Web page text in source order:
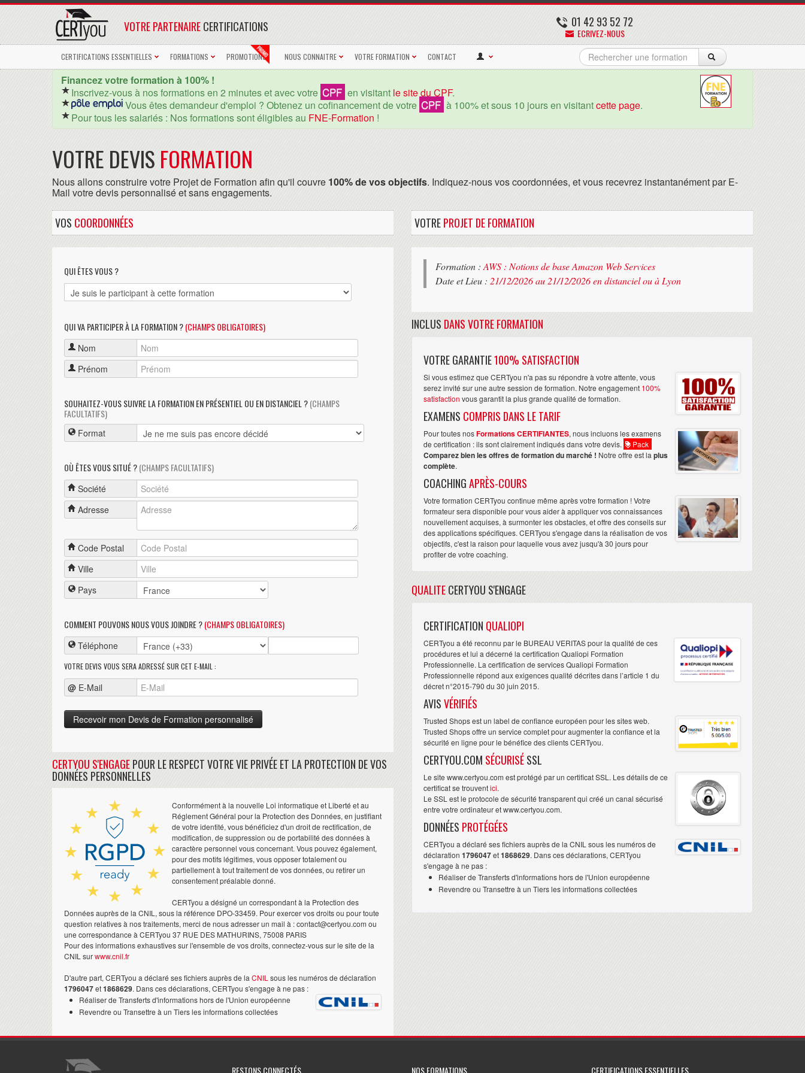
01 42 93 52 72
ECRIVEZ-NOUS
VOTRE PARTENAIRECERTIFICATIONS
CERTIFICATIONS ESSENTIELLES FORMATIONS PROMOTIONS NOUS CONNAITRE VOTRE FORMATION CONTACT
Financez votre formation à 100% !
Inscrivez-vous à nos formations en 2 minutes et avec votre CPF en visitant le site du CPF.
Vous êtes demandeur d'emploi ? Obtenez un cofinancement de votre CPF à 100% et sous 10 jours en visitantcette page.
Pour tous les salariés : Nos formations sont éligibles au FNE-Formation !
VOTRE DEVIS FORMATION
Nous allons construire votre Projet de Formation afin qu'il couvre 100% de vos objectifs. Indiquez-nous vos coordonnées, et vous recevrez instantanément par E-
Mail votre devis personnalisé et sans engagements.
VOS COORDONNÉES
QUI ÊTES VOUS ?
QUI VA PARTICIPER À LA FORMATION ?(CHAMPS OBLIGATOIRES)
Nom
Prénom
SOUHAITEZ-VOUS SUIVRE LA FORMATION EN PRÉSENTIEL OU EN DISTANCIEL ?(CHAMPS
FACULTATIFS)
Format
OÙ ÊTES VOUS SITUÉ ?(CHAMPS FACULTATIFS)
Société
Adresse
Code Postal
Ville
Pays
COMMENT POUVONS NOUS VOUS JOINDRE ?(CHAMPS OBLIGATOIRES)
Téléphone
VOTRE DEVIS VOUS SERA ADRESSÉ SUR CET E-MAIL :
@ E-Mail
CERTYOU S'ENGAGEPOUR LE RESPECT VOTRE VIE PRIVÉE ET LA PROTECTION DE VOS
DONNÉES PERSONNELLES
Conformément à la nouvelle Loi informatique et Liberté et au
Réglement Général pour la Protection des Données, en justifiant
de votre identité, vous bénéficiez d'un droit de rectification, de
modification, de suppression ou de portabilité des données à
caractère personnel vous concernant. Vous pouvez également,
pour des motifs légitimes, vous opposer totalement ou
partiellement à tout traitement de vos données, ou retirer un
consentement préalable donné.
CERTyou a désigné un correspondant à la Protection des
Données auprès de la CNIL, sous la référence DPO-33459. Pour exercer vos droits ou pour toute
question relatives à nos traitements, merci de nous adresser un mail à : contact@certyou.com ou
une correspondance à CERTyou 37 RUE DES MATHURINS, 75008 PARIS
Pour des informations exhaustives sur l'ensemble de vos droits, connectez-vous sur le site de la
CNIL surwww.cnil.fr
D'autre part, CERTyou a déclaré ses fichiers auprès de la CNIL sous les numéros de déclaration
1796047et1868629. Dans ces déclarations, CERTyou s'engage à ne pas :
Réaliser de Transferts d'informations hors de l'Union européenne
Revendre ou Transettre à un Tiers les informations collectées
VOTREPROJET DE FORMATION
Formation : AWS : Notions de base Amazon Web Services
Date et Lieu : 21/12/2026 au 21/12/2026 en distanciel ou à Lyon
INCLUS DANS VOTRE FORMATION
VOTRE GARANTIE100% SATISFACTION
Si vous estimez que CERTyou n'a pas su répondre à votre attente, vous
serez invité sur une autre session de formation. Notre engagement 100%
satisfaction vous garantit la plus grande qualité de formation.
EXAMENS COMPRIS DANS LE TARIF
Pour toutes nosFormations CERTIFIANTES, nous incluons les examens
de certification : ils sont clairement indiqués dans votre devis.
Pack
Comparez bien les offres de formation du marché ! Notre offre est la plus
complète.
COACHINGAPRÈS-COURS
Votre formation CERTyou continue même après votre formation ! Votre
formateur sera disponible pour vous aider à appliquer vos connaissances
nouvellement acquises, à surmonter les obstacles, et offre des conseils sur
des applications spécifiques. CERTyou s'engage dans la réalisation de vos
objectifs, c'est la raison pour laquelle vous avez jusqu'à 30 jours pour
profiter de votre coaching.
QUALITECERTYOU S'ENGAGE
CERTIFICATION QUALIOPI
CERTyou a été reconnu par le BUREAU VERITAS pour la qualité de ces
procédures et lui a décerné la certification Qualiopi Formation
Professionnelle. La certification de services Qualiopi Formation
Professionnelle répond aux exigences qualité décrites dans l’article 1 du
décret n°2015-790 du 30 juin 2015.
AVISVÉRIFIÉS
Trusted Shops est un label de confiance européen pour les sites web.
Trusted Shops offre un service complet pour augmenter la confiance et la
sécurité en ligne pour le bénéfice des clients CERTyou.
CERTYOU.COM SÉCURISÉSSL
Le site www.certyou.com est protégé par un certificat SSL. Les détails de ce
certificat se trouventici.
Le SSL est le protocole de sécurité transparent qui créé un canal sécurisé
entre votre ordinateur et www.certyou.com.
DONNÉES PROTÉGÉES
CERTyou a déclaré ses fichiers auprès de la CNIL sous les numéros de
déclaration 1796047et1868629. Dans ces déclarations, CERTyou
s'engage à ne pas :
Réaliser de Transferts d'informations hors de l'Union européenne
Revendre ou Transettre à un Tiers les informations collectées
RESTONS CONNECTÉS NOS FORMATIONS CERTIFICATIONS ESSENTIELLES